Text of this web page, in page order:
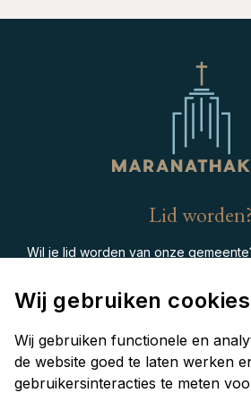
Lid worden?
Wil je lid worden van onze
Hillevliet 116
Wij gebruiken cookies
Wij gebruiken functionele en
de website goed te laten werken
gebruikersinteracties te meten